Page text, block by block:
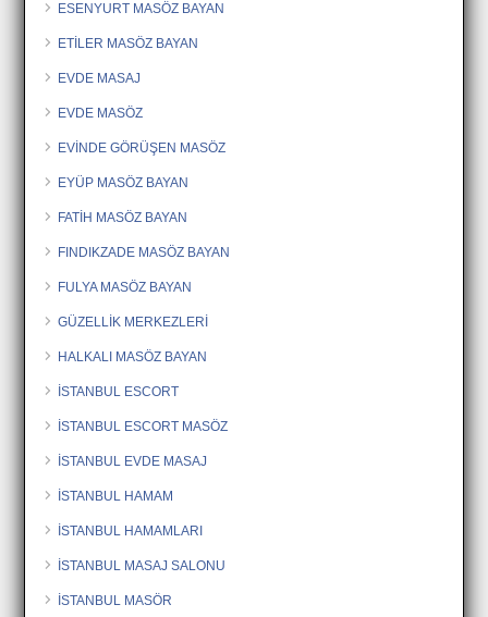
ESENYURT MASÖZ BAYAN
ETİLER MASÖZ BAYAN
EVDE MASAJ
EVDE MASÖZ
EVİNDE GÖRÜŞEN MASÖZ
EYÜP MASÖZ BAYAN
FATİH MASÖZ BAYAN
FINDIKZADE MASÖZ BAYAN
FULYA MASÖZ BAYAN
GÜZELLİK MERKEZLERİ
HALKALI MASÖZ BAYAN
İSTANBUL ESCORT
İSTANBUL ESCORT MASÖZ
İSTANBUL EVDE MASAJ
İSTANBUL HAMAM
İSTANBUL HAMAMLARI
İSTANBUL MASAJ SALONU
İSTANBUL MASÖR